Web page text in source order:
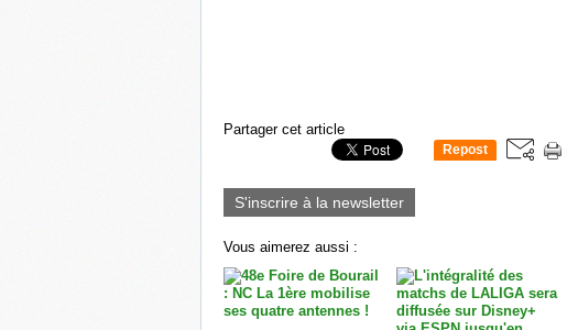
Partager cet article
Repost
S'inscrire à la newsletter
Vous aimerez aussi :